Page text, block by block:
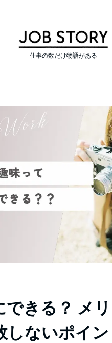
仕事の数だけ物語がある
できる？ メ
しないポイ